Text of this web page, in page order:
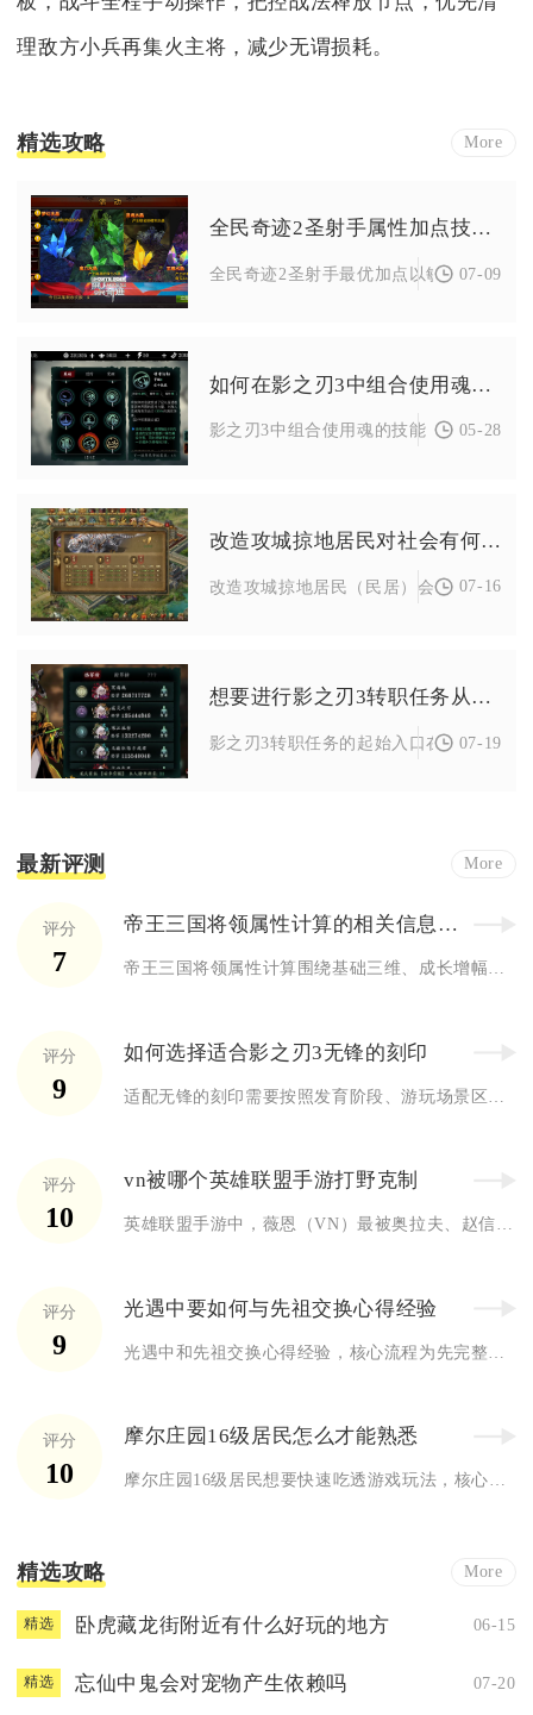
理敌方小兵再集火主将，减少无谓损耗。
精选攻略 More
全民奇迹2圣射手属性加点技巧分享
全民奇迹2圣射手最优加点以敏捷为绝对
07-09
如何在影之刃3中组合使用魂技能
影之刃3中组合使用魂的技能，核心是依
05-28
改造攻城掠地居民对社会有何影响
改造攻城掠地居民（民居）会从个人资源
07-16
想要进行影之刃3转职任务从何处开始
影之刃3转职任务的起始入口在主城马车
07-19
最新评测 More
评分
7
帝王三国将领属性计算的相关信息有哪些
帝王三国将领属性计算围绕基础三维、成长增幅、外部加成三层数值...
评分
9
如何选择适合影之刃3无锋的刻印
评分
10
vn被哪个英雄联盟手游打野克制
英雄联盟手游中，薇恩（VN）最被奥拉夫、赵信、梦魇、卡兹克、...
评分
9
光遇中要如何与先祖交换心得经验
评分
10
摩尔庄园16级居民怎么才能熟悉
摩尔庄园16级居民想要快速吃透游戏玩法，核心路径是同步推进家...
精选攻略 More
精选 卧虎藏龙街附近有什么好玩的地方 06-15
精选 忘仙中鬼会对宠物产生依赖吗 07-20